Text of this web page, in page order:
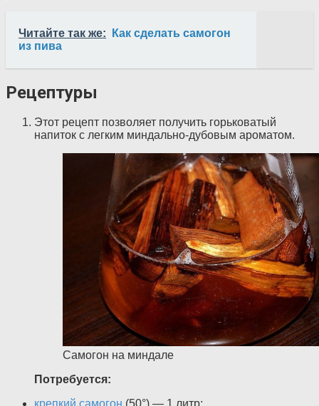
Читайте так же:
Как сделать самогон
из пива
Рецептуры
Этот рецепт позволяет получить горьковатый
напиток с легким миндально-дубовым ароматом.
Самогон на миндале
Потребуется: